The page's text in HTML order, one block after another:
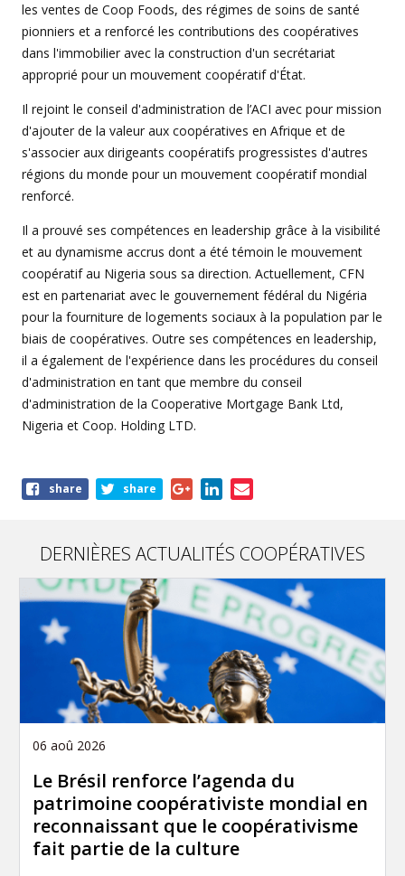
les ventes de Coop Foods, des régimes de soins de santé
pionniers et a renforcé les contributions des coopératives
dans l'immobilier avec la construction d'un secrétariat
approprié pour un mouvement coopératif d'État.
Il rejoint le conseil d'administration de l’ACI avec pour mission
d'ajouter de la valeur aux coopératives en Afrique et de
s'associer aux dirigeants coopératifs progressistes d'autres
régions du monde pour un mouvement coopératif mondial
renforcé.
Il a prouvé ses compétences en leadership grâce à la visibilité
et au dynamisme accrus dont a été témoin le mouvement
coopératif au Nigeria sous sa direction. Actuellement, CFN
est en partenariat avec le gouvernement fédéral du Nigéria
pour la fourniture de logements sociaux à la population par le
biais de coopératives. Outre ses compétences en leadership,
il a également de l'expérience dans les procédures du conseil
d'administration en tant que membre du conseil
d'administration de la Cooperative Mortgage Bank Ltd,
Nigeria et Coop. Holding LTD.
Shareshare share
DERNIÈRES ACTUALITÉS COOPÉRATIVES
06 aoû 2026
Le Brésil renforce l’agenda du
patrimoine coopérativiste mondial en
reconnaissant que le coopérativisme
fait partie de la culture